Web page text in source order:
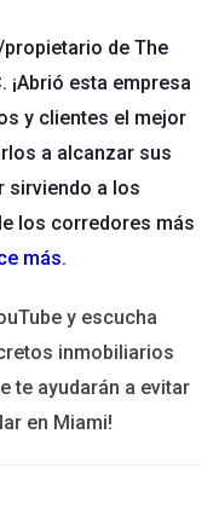
en ellas suele ser
eventos importantes
ideal para actualizar
ferias o conferencias
un público interesado.
puede dejar una
cuando la reciben
de The
¡Abrió esta empresa
y clientes el mejor
a alcanzar sus
sirviendo a los
los corredores más
más.
y escucha
inmobiliarios
te ayudarán a evitar
en Miami!